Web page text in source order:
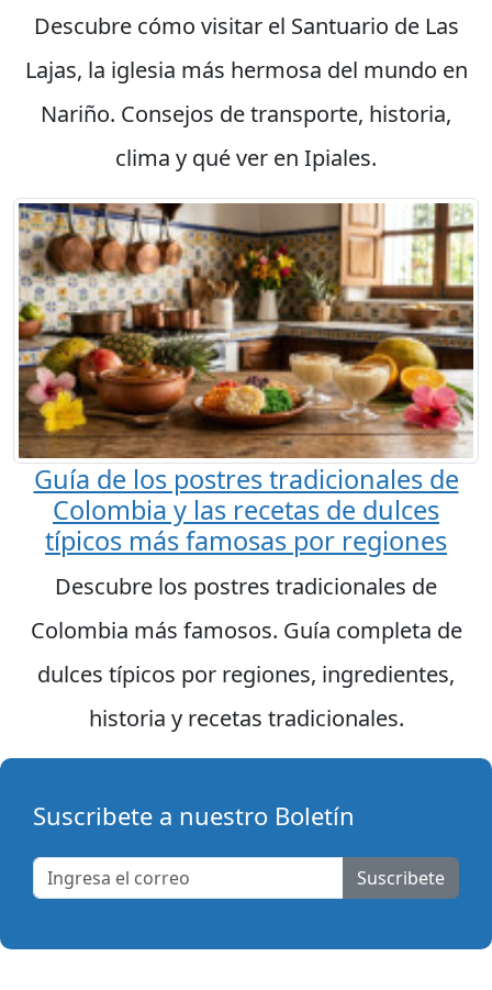
Descubre cómo visitar el Santuario de Las
Lajas, la iglesia más hermosa del mundo en
Nariño. Consejos de transporte, historia,
clima y qué ver en Ipiales.
Guía de los postres tradicionales de
Colombia y las recetas de dulces
típicos más famosas por regiones
Descubre los postres tradicionales de
Colombia más famosos. Guía completa de
dulces típicos por regiones, ingredientes,
historia y recetas tradicionales.
Suscribete a nuestro Boletín
Suscribete